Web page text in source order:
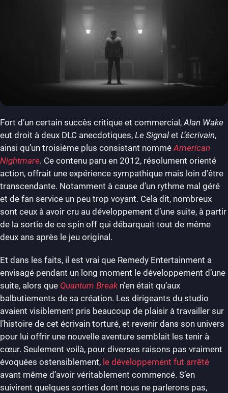
Fort d’un certain succès critique et commercial, Alan Wake
eut droit à deux DLC anecdotiques, Le Signal et L’écrivain,
ainsi qu’un troisième plus consistant nommé American
Nightmare. Ce contenu paru en 2012, résolument orienté
action, offrait une expérience sympathique mais loin d’être
transcendante. Notamment à cause d’un rythme mal géré
et de fan service un peu trop voyant. Cela dit, nombreux
sont ceux à avoir cru au développement d’une suite, à partir
de la sortie de ce spin off qui débarquait tout de même
deux ans après le jeu original.
Et dans les faits, il est vrai que Remedy Entertainment a
envisagé pendant un long moment le développement d’une
suite, alors que Quantum Breakn’en était qu’aux
balbutiements de sa création. Les dirigeants du studio
avaient visiblement pris beaucoup de plaisir à travailler sur
l’histoire de cet écrivain torturé, et revenir dans son univers
pour lui offrir une nouvelle aventure semblait les tenir à
cœur. Seulement voilà, pour diverses raisons pas vraiment
évoquées ostensiblement, le développement fut arrêté
avant même d’avoir véritablement commencé. S’en
suivirent quelques sorties dont nous ne parlerons pas,